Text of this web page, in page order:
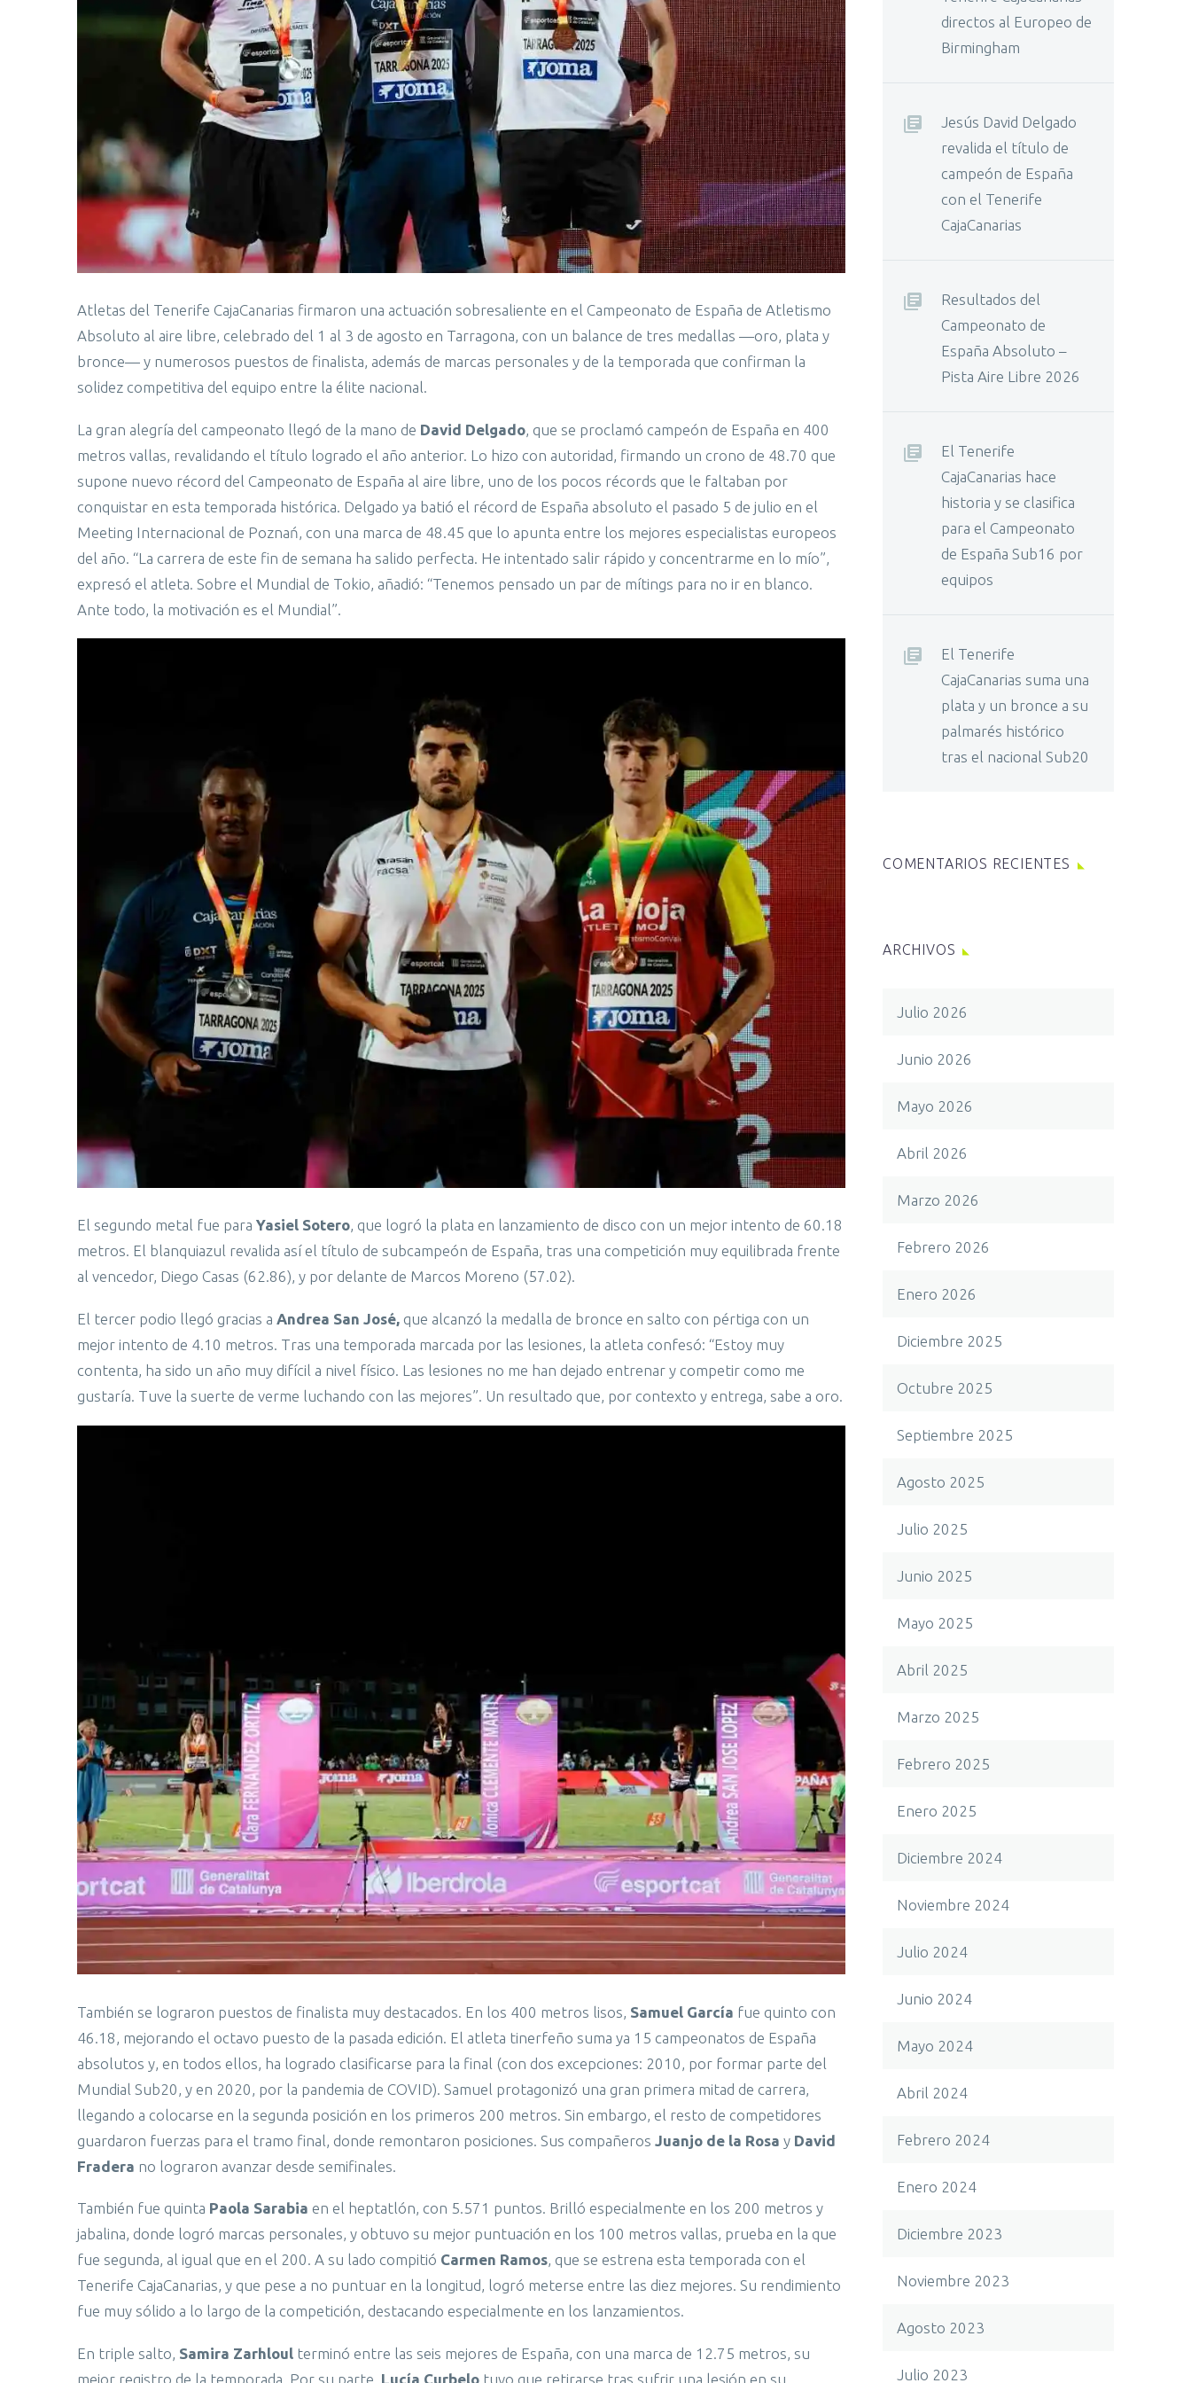
Atletas del Tenerife CajaCanarias firmaron una actuación sobresaliente en el Campeonato de España de Atletismo
Absoluto al aire libre, celebrado del 1 al 3 de agosto en Tarragona, con un balance de tres medallas —oro, plata y
bronce— y numerosos puestos de finalista, además de marcas personales y de la temporada que confirman la
solidez competitiva del equipo entre la élite nacional.
La gran alegría del campeonato llegó de la mano de David Delgado , que se proclamó campeón de España en 400
metros vallas, revalidando el título logrado el año anterior. Lo hizo con autoridad, firmando un crono de 48.70 que
supone nuevo récord del Campeonato de España al aire libre, uno de los pocos récords que le faltaban por
conquistar en esta temporada histórica. Delgado ya batió el récord de España absoluto el pasado 5 de julio en el
Meeting Internacional de Poznań, con una marca de 48.45 que lo apunta entre los mejores especialistas europeos
del año. “La carrera de este fin de semana ha salido perfecta. He intentado salir rápido y concentrarme en lo mío”,
expresó el atleta. Sobre el Mundial de Tokio, añadió: “Tenemos pensado un par de mítings para no ir en blanco.
Ante todo, la motivación es el Mundial”.
El segundo metal fue para Yasiel Sotero, que logró la plata en lanzamiento de disco con un mejor intento de 60.18
metros. El blanquiazul revalida así el título de subcampeón de España, tras una competición muy equilibrada frente
al vencedor, Diego Casas (62.86), y por delante de Marcos Moreno (57.02).
El tercer podio llegó gracias a Andrea San José, que alcanzó la medalla de bronce en salto con pértiga con un
mejor intento de 4.10 metros. Tras una temporada marcada por las lesiones, la atleta confesó: “Estoy muy
contenta, ha sido un año muy difícil a nivel físico. Las lesiones no me han dejado entrenar y competir como me
gustaría. Tuve la suerte de verme luchando con las mejores”. Un resultado que, por contexto y entrega, sabe a oro.
También se lograron puestos de finalista muy destacados. En los 400 metros lisos, Samuel García fue quinto con
46.18, mejorando el octavo puesto de la pasada edición. El atleta tinerfeño suma ya 15 campeonatos de España
absolutos y, en todos ellos, ha logrado clasificarse para la final (con dos excepciones: 2010, por formar parte del
Mundial Sub20, y en 2020, por la pandemia de COVID). Samuel protagonizó una gran primera mitad de carrera,
llegando a colocarse en la segunda posición en los primeros 200 metros. Sin embargo, el resto de competidores
guardaron fuerzas para el tramo final, donde remontaron posiciones. Sus compañeros Juanjo de la Rosa y David
Fradera no lograron avanzar desde semifinales.
También fue quinta Paola Sarabia en el heptatlón, con 5.571 puntos. Brilló especialmente en los 200 metros y
jabalina, donde logró marcas personales, y obtuvo su mejor puntuación en los 100 metros vallas, prueba en la que
fue segunda, al igual que en el 200. A su lado compitió Carmen Ramos, que se estrena esta temporada con el
Tenerife CajaCanarias, y que pese a no puntuar en la longitud, logró meterse entre las diez mejores. Su rendimiento
fue muy sólido a lo largo de la competición, destacando especialmente en los lanzamientos.
En triple salto, Samira Zarhloul terminó entre las seis mejores de España, con una marca de 12.75 metros, su
mejor registro de la temporada. Por su parte, Lucía Curbelo tuvo que retirarse tras sufrir una lesión en su
directos al Europeo de
Birmingham
Jesús David Delgado
revalida el título de
campeón de España
con el Tenerife
CajaCanarias
Resultados del
Campeonato de
España Absoluto –
Pista Aire Libre 2026
El Tenerife
CajaCanarias hace
historia y se clasifica
para el Campeonato
de España Sub16 por
equipos
El Tenerife
CajaCanarias suma una
plata y un bronce a su
palmarés histórico
tras el nacional Sub20
COMENTARIOS RECIENTES
ARCHIVOS
Julio 2026
Junio 2026
Mayo 2026
Abril 2026
Marzo 2026
Febrero 2026
Enero 2026
Diciembre 2025
Octubre 2025
Septiembre 2025
Agosto 2025
Julio 2025
Junio 2025
Mayo 2025
Abril 2025
Marzo 2025
Febrero 2025
Enero 2025
Diciembre 2024
Noviembre 2024
Julio 2024
Junio 2024
Mayo 2024
Abril 2024
Febrero 2024
Enero 2024
Diciembre 2023
Noviembre 2023
Agosto 2023
Julio 2023